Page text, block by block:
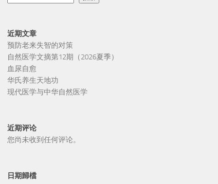
近期文章
预防老来失智的对策
自然医学文摘第12期（2026夏季）
血尿自愈
华氏养生天地功
现代医学与中华自然医学
近期评论
您尚未收到任何评论。
日期歸檔